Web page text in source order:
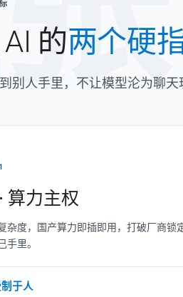
的两个硬
别人手里，不让模型沦为聊天
算力主权
杂度，国产算力即插即用，打破厂商锁
手里。
于人